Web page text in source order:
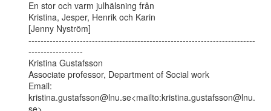
En stor och varm julhälsning från
Kristina, Jesper, Henrik och Karin
[Jenny Nyström]
---------------------------------------------------------------------------
------------------
Kristina Gustafsson
Associate professor, Department of Social work
Email:
kristina.gustafsson@lnu.se<mailto:kristina.gustafsson@lnu.
se>